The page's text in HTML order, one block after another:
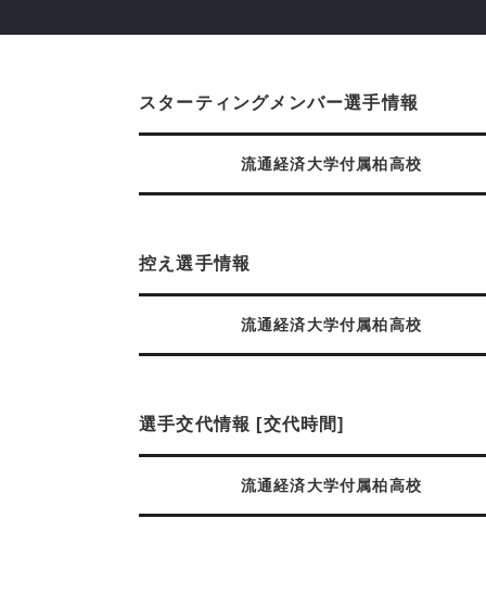
スターティングメンバー選手情報
流通経済大学付属柏高校
控え選手情報
流通経済大学付属柏高校
選手交代情報 [交代時間]
流通経済大学付属柏高校